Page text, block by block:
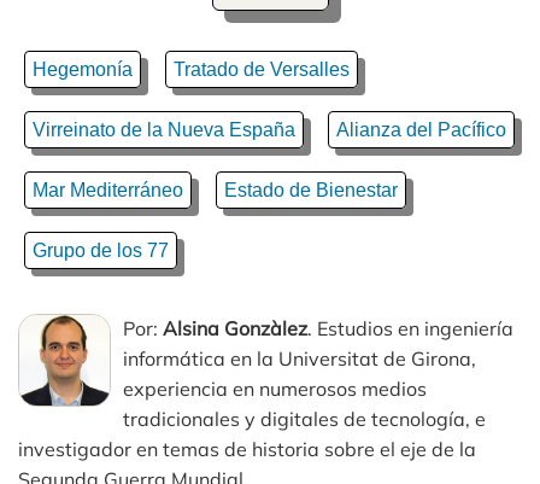
Hegemonía Tratado de Versalles
Virreinato de la Nueva España Alianza del Pacífico
Mar Mediterráneo Estado de Bienestar
Grupo de los 77
Por: Alsina Gonzàlez. Estudios en ingeniería
informática en la Universitat de Girona,
experiencia en numerosos medios
tradicionales y digitales de tecnología, e
investigador en temas de historia sobre el eje de la